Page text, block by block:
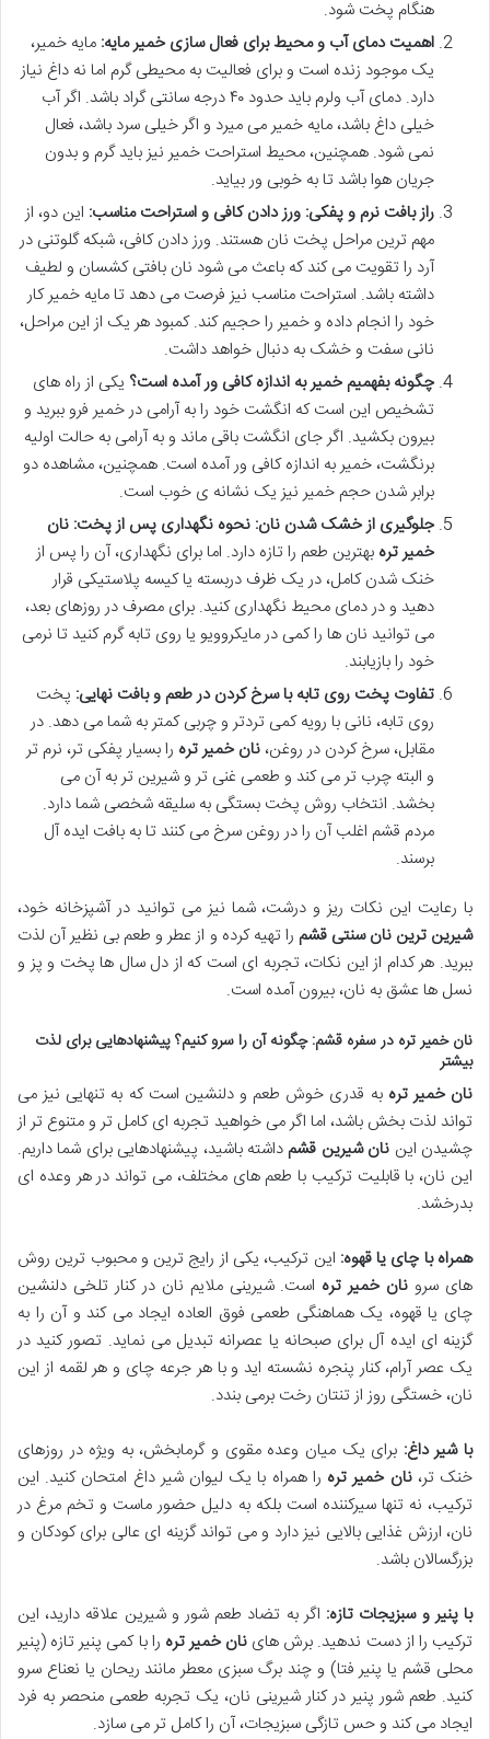
هنگام پخت شود.
اهمیت دمای آب و محیط برای فعال سازی خمیر مایه: مایه خمیر،
یک موجود زنده است و برای فعالیت به محیطی گرم اما نه داغ نیاز
دارد. دمای آب ولرم باید حدود ۴۰ درجه سانتی گراد باشد. اگر آب
خیلی داغ باشد، مایه خمیر می میرد و اگر خیلی سرد باشد، فعال
نمی شود. همچنین، محیط استراحت خمیر نیز باید گرم و بدون
جریان هوا باشد تا به خوبی ور بیاید.
راز بافت نرم و پفکی: ورز دادن کافی و استراحت مناسب: این دو، از
مهم ترین مراحل پخت نان هستند. ورز دادن کافی، شبکه گلوتنی در
آرد را تقویت می کند که باعث می شود نان بافتی کشسان و لطیف
داشته باشد. استراحت مناسب نیز فرصت می دهد تا مایه خمیر کار
خود را انجام داده و خمیر را حجیم کند. کمبود هر یک از این مراحل،
نانی سفت و خشک به دنبال خواهد داشت.
چگونه بفهمیم خمیر به اندازه کافی ور آمده است؟ یکی از راه های
تشخیص این است که انگشت خود را به آرامی در خمیر فرو ببرید و
بیرون بکشید. اگر جای انگشت باقی ماند و به آرامی به حالت اولیه
برنگشت، خمیر به اندازه کافی ور آمده است. همچنین، مشاهده دو
برابر شدن حجم خمیر نیز یک نشانه ی خوب است.
جلوگیری از خشک شدن نان: نحوه نگهداری پس از پخت: نان
خمیر تره بهترین طعم را تازه دارد. اما برای نگهداری، آن را پس از
خنک شدن کامل، در یک ظرف دربسته یا کیسه پلاستیکی قرار
دهید و در دمای محیط نگهداری کنید. برای مصرف در روزهای بعد،
می توانید نان ها را کمی در مایکروویو یا روی تابه گرم کنید تا نرمی
خود را بازیابند.
تفاوت پخت روی تابه با سرخ کردن در طعم و بافت نهایی: پخت
روی تابه، نانی با رویه کمی تردتر و چربی کمتر به شما می دهد. در
مقابل، سرخ کردن در روغن، نان خمیر تره را بسیار پفکی تر، نرم تر
و البته چرب تر می کند و طعمی غنی تر و شیرین تر به آن می
بخشد. انتخاب روش پخت بستگی به سلیقه شخصی شما دارد.
مردم قشم اغلب آن را در روغن سرخ می کنند تا به بافت ایده آل
برسند.
با رعایت این نکات ریز و درشت، شما نیز می توانید در آشپزخانه خود،
شیرین ترین نان سنتی قشم را تهیه کرده و از عطر و طعم بی نظیر آن لذت
ببرید. هر کدام از این نکات، تجربه ای است که از دل سال ها پخت و پز و
نسل ها عشق به نان، بیرون آمده است.
نان خمیر تره در سفره قشم: چگونه آن را سرو کنیم؟ پیشنهادهایی برای لذت
بیشتر
نان خمیر تره به قدری خوش طعم و دلنشین است که به تنهایی نیز می
تواند لذت بخش باشد، اما اگر می خواهید تجربه ای کامل تر و متنوع تر از
چشیدن این نان شیرین قشم داشته باشید، پیشنهادهایی برای شما داریم.
این نان، با قابلیت ترکیب با طعم های مختلف، می تواند در هر وعده ای
بدرخشد.
همراه با چای یا قهوه: این ترکیب، یکی از رایج ترین و محبوب ترین روش
های سرو نان خمیر تره است. شیرینی ملایم نان در کنار تلخی دلنشین
چای یا قهوه، یک هماهنگی طعمی فوق العاده ایجاد می کند و آن را به
گزینه ای ایده آل برای صبحانه یا عصرانه تبدیل می نماید. تصور کنید در
یک عصر آرام، کنار پنجره نشسته اید و با هر جرعه چای و هر لقمه از این
نان، خستگی روز از تنتان رخت برمی بندد.
با شیر داغ: برای یک میان وعده مقوی و گرمابخش، به ویژه در روزهای
خنک تر،نان خمیر تره را همراه با یک لیوان شیر داغ امتحان کنید. این
ترکیب، نه تنها سیرکننده است بلکه به دلیل حضور ماست و تخم مرغ در
نان، ارزش غذایی بالایی نیز دارد و می تواند گزینه ای عالی برای کودکان و
بزرگسالان باشد.
با پنیر و سبزیجات تازه: اگر به تضاد طعم شور و شیرین علاقه دارید، این
ترکیب را از دست ندهید. برش های نان خمیر تره را با کمی پنیر تازه (پنیر
محلی قشم یا پنیر فتا) و چند برگ سبزی معطر مانند ریحان یا نعناع سرو
کنید. طعم شور پنیر در کنار شیرینی نان، یک تجربه طعمی منحصر به فرد
ایجاد می کند و حس تازگی سبزیجات، آن را کامل تر می سازد.